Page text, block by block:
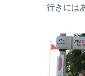
行きには